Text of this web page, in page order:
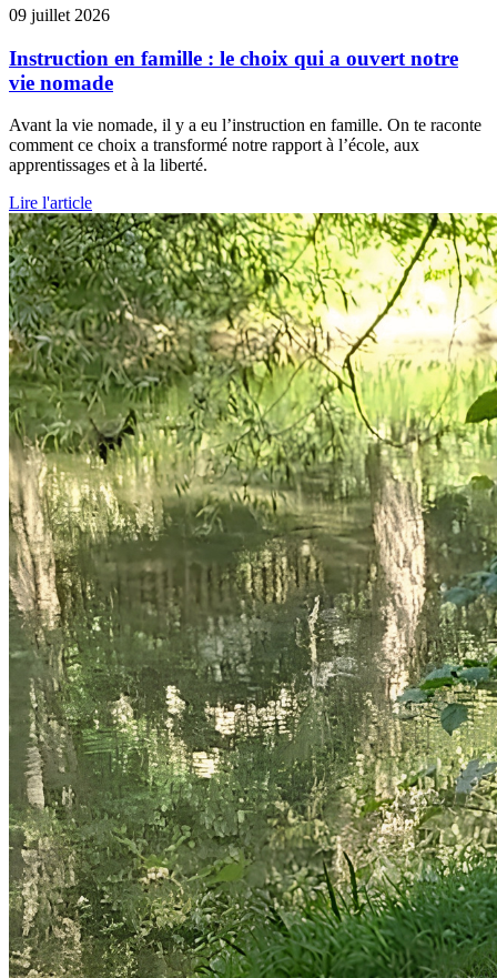
09 juillet 2026
Instruction en famille : le choix qui a ouvert notre
vie nomade
Avant la vie nomade, il y a eu l’instruction en famille. On te raconte
comment ce choix a transformé notre rapport à l’école, aux
apprentissages et à la liberté.
Lire l'article